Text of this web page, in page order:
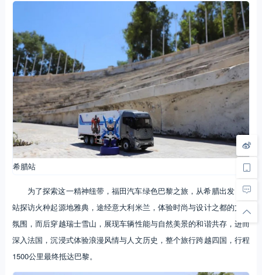
希腊站
为了探索这一精神纽带，福田汽车绿色巴黎之旅，从希腊出发，首
站探访火种起源地雅典，途经意大利米兰，体验时尚与设计之都的文化
氛围，而后穿越瑞士雪山，展现车辆性能与自然美景的和谐共存，进而
深入法国，沉浸式体验浪漫风情与人文历史，整个旅行跨越四国，行程
1500公里最终抵达巴黎。